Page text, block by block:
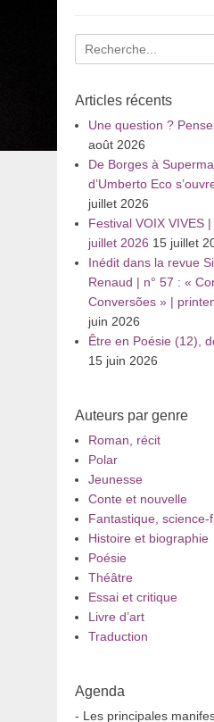
Recherche
pour
Articles récents
Une question ?
août 2026
De Borges à
d’Umberto Eco
juillet 2026
Festival VOIX VIVES
juillet 2026 15 juillet
Inédit dans la revue
Renaud | n° 57 : «
Conversões » |
juin 2026
Être en Poésie (12),
15 juin 2026
Auteurs par genre
Roman, récit
Polar
Jeunesse
Conte et nouvelle
Fantastique, science-
Histoire et biographie
Poésie
Théâtre
Essai et critique
Livre d’art
Traduction
Agenda
- Les principales